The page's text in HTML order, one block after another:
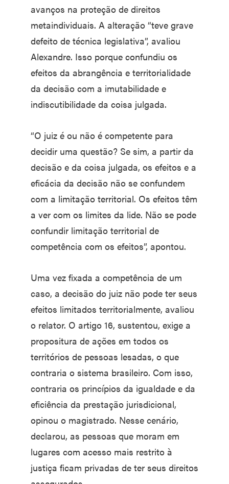
avanços na proteção de direitos
metaindividuais. A alteração “teve grave
defeito de técnica legislativa”, avaliou
Alexandre. Isso porque confundiu os
efeitos da abrangência e territorialidade
da decisão com a imutabilidade e
indiscutibilidade da coisa julgada.
“O juiz é ou não é competente para
decidir uma questão? Se sim, a partir da
decisão e da coisa julgada, os efeitos e a
eficácia da decisão não se confundem
com a limitação territorial. Os efeitos têm
a ver com os limites da lide. Não se pode
confundir limitação territorial de
competência com os efeitos”, apontou.
Uma vez fixada a competência de um
caso, a decisão do juiz não pode ter seus
efeitos limitados territorialmente, avaliou
o relator. O artigo 16, sustentou, exige a
propositura de ações em todos os
territórios de pessoas lesadas, o que
contraria o sistema brasileiro. Com isso,
contraria os princípios da igualdade e da
eficiência da prestação jurisdicional,
opinou o magistrado. Nesse cenário,
declarou, as pessoas que moram em
lugares com acesso mais restrito à
justiça ficam privadas de ter seus direitos